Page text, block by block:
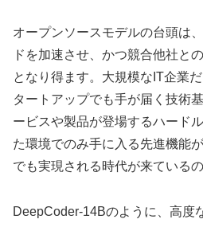
オープンソースモデルの台頭は
ドを加速させ、かつ競合他社と
となり得ます。大規模なIT企業
タートアップでも手が届く技術
ービスや製品が登場するハード
た環境でのみ手に入る先進機能
でも実現される時代が来ているの
DeepCoder-14Bのように、高度